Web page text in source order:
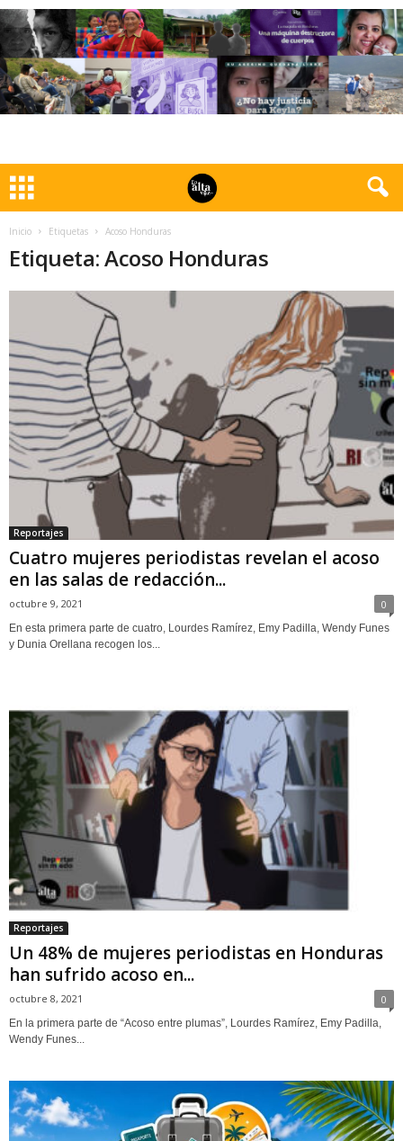
Inicio Etiquetas Acoso Honduras
Etiqueta: Acoso Honduras
Reportajes
Cuatro mujeres periodistas revelan el acoso
en las salas de redacción...
octubre 9, 2021 0
En esta primera parte de cuatro, Lourdes Ramírez, Emy Padilla, Wendy Funes
y Dunia Orellana recogen los...
Reportajes
Un 48% de mujeres periodistas en Honduras
han sufrido acoso en...
octubre 8, 2021 0
En la primera parte de “Acoso entre plumas”, Lourdes Ramírez, Emy Padilla,
Wendy Funes...